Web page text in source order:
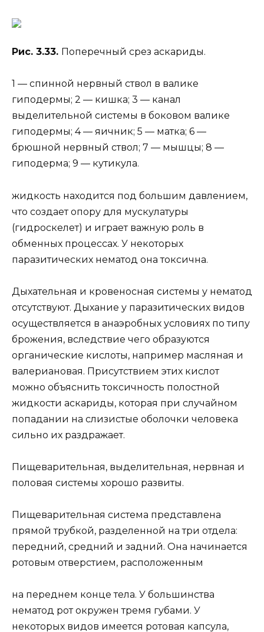
Рис. 3.33. Поперечный срез аскариды.
1 — спинной нервный ствол в валике
гиподермы; 2 — кишка; 3 — канал
выделительной системы в боковом валике
гиподермы; 4 — яичник; 5 — матка; 6 —
брюшной нервный ствол; 7 — мышцы; 8 —
гиподерма; 9 — кутикула.
жидкость находится под большим давлением,
что создает опору для мускулатуры
(гидроскелет) и играет важную роль в
обменных процессах. У некоторых
паразитических нематод она токсична.
Дыхательная и кровеносная системы у нематод
отсутствуют. Дыхание у паразитических видов
осуществляется в анаэробных условиях по типу
брожения, вследствие чего образуются
органические кислоты, например масляная и
валериановая. Присутствием этих кислот
можно объяснить токсичность полостной
жидкости аскариды, которая при случайном
попадании на слизистые оболочки человека
сильно их раздражает.
Пищеварительная, выделительная, нервная и
половая системы хорошо развиты.
Пищеварительная система представлена
прямой трубкой, разделенной на три отдела:
передний, средний и задний. Она начинается
ротовым отверстием, расположенным
на переднем конце тела. У большинства
нематод рот окружен тремя губами. У
некоторых видов имеется ротовая капсула,